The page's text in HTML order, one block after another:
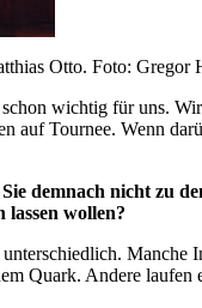
Otto. Foto: Gregor
wichtig für uns.
auf Tournee. Wenn
demnach nicht zu
lassen wollen?
Manche
Quark. Andere laufen